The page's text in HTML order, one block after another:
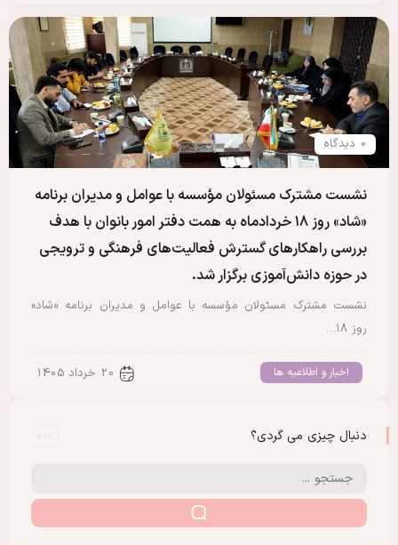
0 دیدگاه
نشست مشترک مسئولان مؤسسه با عوامل و مدیران برنامه
«شاد» روز ۱۸ خردادماه به همت دفتر امور بانوان با هدف
بررسی راهکارهای گسترش فعالیت‌های فرهنگی و ترویجی
در حوزه دانش‌آموزی برگزار شد.
نشست مشترک مسئولان مؤسسه با عوامل و مدیران برنامه «شاد»
روز ۱۸…
اخبار و اطلاعیه ها 20 خرداد 1405
دنبال چیزی می گردی؟